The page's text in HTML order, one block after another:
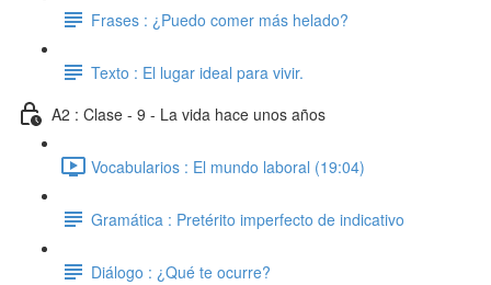
Frases : ¿Puedo comer más helado?
Texto : El lugar ideal para vivir.
A2 : Clase - 9 - La vida hace unos años
Vocabularios : El mundo laboral (19:04)
Gramática : Pretérito imperfecto de indicativo
Diálogo : ¿Qué te ocurre?